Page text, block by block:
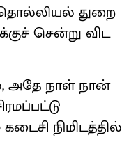
தொல்லியல் துறை
சென்று விட
அதே நாள் நான்
நிமிடத்தில்